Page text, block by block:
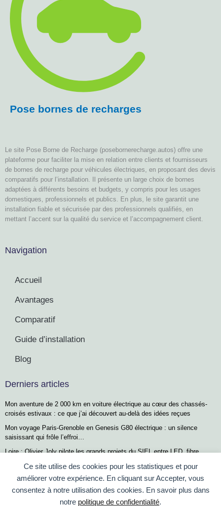
Ce site utilise des cookies pour les statistiques et pour
améliorer votre expérience. En cliquant sur Accepter, vous
consentez à notre utilisation des cookies. En savoir plus dans
notre politique de confidentialité.
Pose bornes de recharges
Le site Pose Borne de Recharge (posebornerecharge.autos) offre une
plateforme pour faciliter la mise en relation entre clients et fournisseurs
de bornes de recharge pour véhicules électriques, en proposant des devis
comparatifs pour l’installation. Il présente un large choix de bornes
adaptées à différents besoins et budgets, y compris pour les usages
domestiques, professionnels et publics. En plus, le site garantit une
installation fiable et sécurisée par des professionnels qualifiés, en
mettant l’accent sur la qualité du service et l’accompagnement client.
Navigation
Accueil
Avantages
Comparatif
Guide d’installation
Blog
Derniers articles
Mon aventure de 2 000 km en voiture électrique au cœur des chassés-
croisés estivaux : ce que j’ai découvert au-delà des idées reçues
Mon voyage Paris-Grenoble en Genesis G80 électrique : un silence
saisissant qui frôle l’effroi…
Loire : Olivier Joly pilote les grands projets du SIEL entre LED, fibre
Tout savoir sur les bornes de recharge pour voitures électriques : Guide
Recharge ultra-rapide : remplir sa voiture électrique en moins de 4